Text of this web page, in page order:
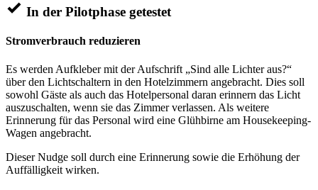
In der Pilotphase getestet
Stromverbrauch reduzieren
Es werden Aufkleber mit der Aufschrift „Sind alle Lichter aus?“
über den Lichtschaltern in den Hotelzimmern angebracht. Dies soll
sowohl Gäste als auch das Hotelpersonal daran erinnern das Licht
auszuschalten, wenn sie das Zimmer verlassen. Als weitere
Erinnerung für das Personal wird eine Glühbirne am Housekeeping-
Wagen angebracht.
Dieser Nudge soll durch eine Erinnerung sowie die Erhöhung der
Auffälligkeit wirken.